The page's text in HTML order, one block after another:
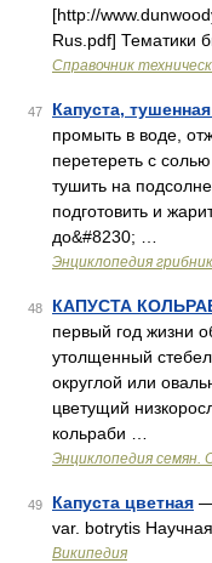
[http://
Rus.pdf] Тематики
Справочник
47 Капуста,
промыть в воде,
перетереть с
тушить на
подготовить и
до&#8230; …
Энциклопедия
48 КАПУСТА
первый год жизни
утолщенный
округлой или
цветущий
кольраби …
Энциклопедия
49 Капуста цветная —
var. botrytis
Википедия